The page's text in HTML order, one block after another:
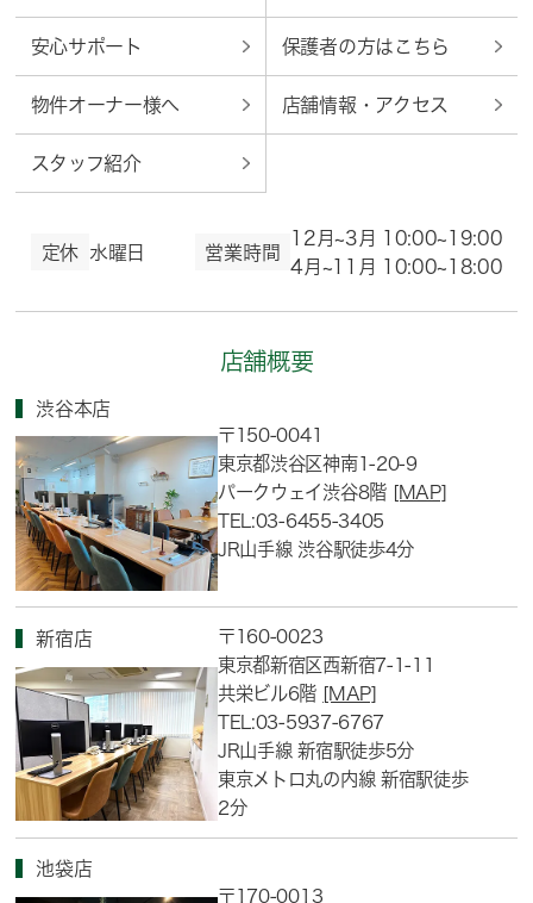
安心サポート 保護者の方はこちら
物件オーナー様へ 店舗情報・アクセス
スタッフ紹介
定休 水曜日 営業時間
12月~3月 10:00~19:00
4月~11月 10:00~18:00
店舗概要
渋谷本店
〒150-0041
東京都渋谷区神南1-20-9
パークウェイ渋谷8階 [MAP]
TEL:03-6455-3405
JR山手線 渋谷駅徒歩4分
新宿店
〒160-0023
東京都新宿区西新宿7-1-11
共栄ビル6階 [MAP]
TEL:03-5937-6767
JR山手線 新宿駅徒歩5分
東京メトロ丸の内線 新宿駅徒歩
2分
池袋店
〒170-0013